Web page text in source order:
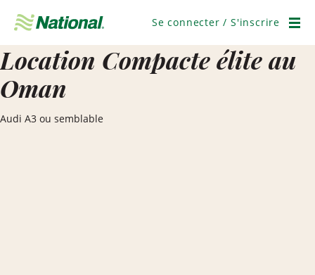
navigation
Se connecter / S'inscrire
Location Compacte élite au
Oman
Audi A3 ou semblable